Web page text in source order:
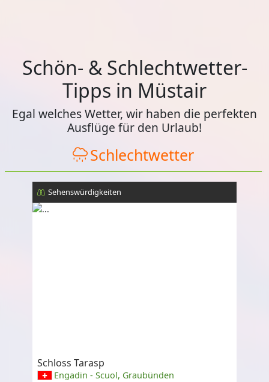
Schön- & Schlechtwetter-
Tipps in Müstair
Egal welches Wetter, wir haben die perfekten
Ausflüge für den Urlaub!
Schlechtwetter
Sehenswürdigkeiten
Schloss Tarasp
Engadin - Scuol, Graubünden